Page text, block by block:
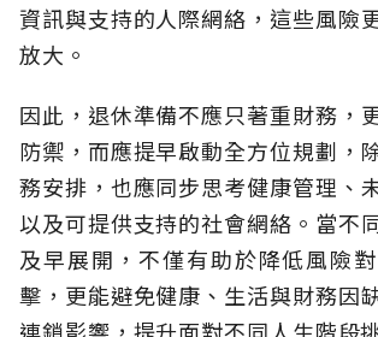
資訊與支持的人際網絡，這些風險
放大。
因此，退休準備不應只著重財務，
防禦，而應提早啟動全方位規劃，
務安排，也應同步思考健康管理、
以及可提供支持的社會網絡。當不
及早展開，不僅有助於降低風險
擊，更能避免健康、生活與財務因